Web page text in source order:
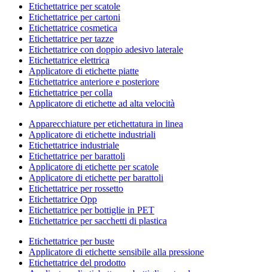
Etichettatrice per scatole
Etichettatrice per cartoni
Etichettatrice cosmetica
Etichettatrice per tazze
Etichettatrice con doppio adesivo laterale
Etichettatrice elettrica
Applicatore di etichette piatte
Etichettatrice anteriore e posteriore
Etichettatrice per colla
Applicatore di etichette ad alta velocità
Apparecchiature per etichettatura in linea
Applicatore di etichette industriali
Etichettatrice industriale
Etichettatrice per barattoli
Applicatore di etichette per scatole
Applicatore di etichette per barattoli
Etichettatrice per rossetto
Etichettatrice Opp
Etichettatrice per bottiglie in PET
Etichettatrice per sacchetti di plastica
Etichettatrice per buste
Applicatore di etichette sensibile alla pressione
Etichettatrice del prodotto